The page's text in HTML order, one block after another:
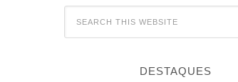
DESTAQUES